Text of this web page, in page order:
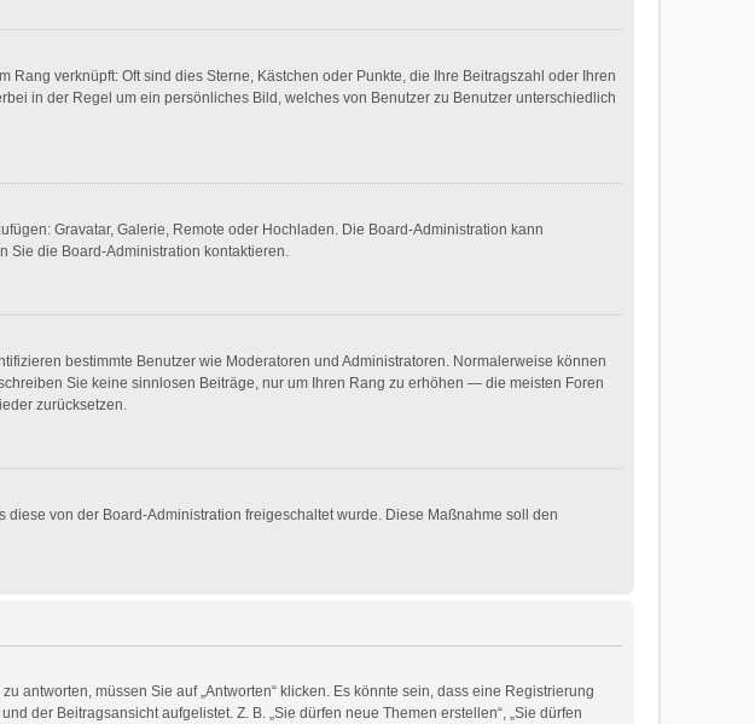
verknüpft: Oft sind dies Sterne, Kästchen oder Punkte, die Ihre Beitragszahl oder Ihren
in der Regel um ein persönliches Bild, welches von Benutzer zu Benutzer unterschiedlich
Gravatar, Galerie, Remote oder Hochladen. Die Board-Administration kann
Sie die Board-Administration kontaktieren.
bestimmte Benutzer wie Moderatoren und Administratoren. Normalerweise können
Sie keine sinnlosen Beiträge, nur um Ihren Rang zu erhöhen — die meisten Foren
zurücksetzen.
von der Board-Administration freigeschaltet wurde. Diese Maßnahme soll den
antworten, müssen Sie auf „Antworten“ klicken. Es könnte sein, dass eine Registrierung
der Beitragsansicht aufgelistet. Z. B. „Sie dürfen neue Themen erstellen“, „Sie dürfen